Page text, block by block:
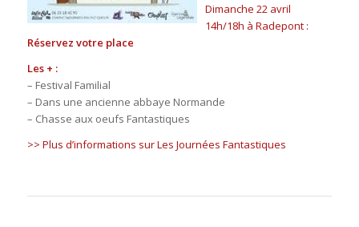
Dimanche 22 avril
14h/18h à Radepont :
Réservez votre place
Les + :
– Festival Familial
– Dans une ancienne abbaye Normande
– Chasse aux oeufs Fantastiques
>> Plus d’informations sur Les Journées Fantastiques